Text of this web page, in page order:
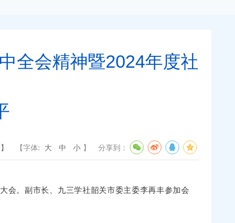
全会精神暨2024年度社
【字体: 大 中 小 】 分享到：
。副市长、九三学社韶关市委主委李再丰参加会